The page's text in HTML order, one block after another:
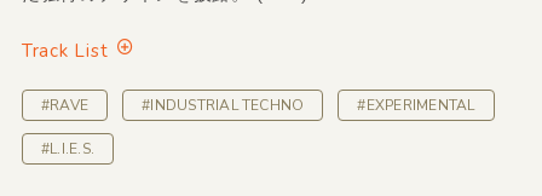
Track List
#RAVE #INDUSTRIAL TECHNO #EXPERIMENTAL
#L.I.E.S.